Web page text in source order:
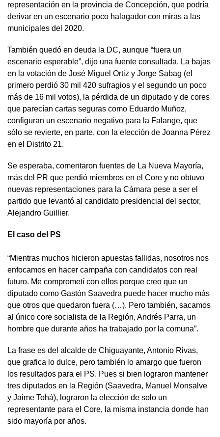
representación en la provincia de Concepción, que podría
derivar en un escenario poco halagador con miras a las
municipales del 2020.
También quedó en deuda la DC, aunque “fuera un
escenario esperable”, dijo una fuente consultada. La bajas
en la votación de José Miguel Ortiz y Jorge Sabag (el
primero perdió 30 mil 420 sufragios y el segundo un poco
más de 16 mil votos), la pérdida de un diputado y de cores
que parecían cartas seguras como Eduardo Muñoz,
configuran un escenario negativo para la Falange, que
sólo se revierte, en parte, con la elección de Joanna Pérez
en el Distrito 21.
Se esperaba, comentaron fuentes de La Nueva Mayoría,
más del PR que perdió miembros en el Core y no obtuvo
nuevas representaciones para la Cámara pese a ser el
partido que levantó al candidato presidencial del sector,
Alejandro Guillier.
El caso del PS
“Mientras muchos hicieron apuestas fallidas, nosotros nos
enfocamos en hacer campaña con candidatos con real
futuro. Me comprometí con ellos porque creo que un
diputado como Gastón Saavedra puede hacer mucho más
que otros que quedaron fuera (…). Pero también, sacamos
al único core socialista de la Región, Andrés Parra, un
hombre que durante años ha trabajado por la comuna”.
La frase es del alcalde de Chiguayante, Antonio Rivas,
que grafica lo dulce, pero también lo amargo que fueron
los resultados para el PS. Pues si bien lograron mantener
tres diputados en la Región (Saavedra, Manuel Monsalve
y Jaime Tohá), lograron la elección de solo un
representante para el Core, la misma instancia donde han
sido mayoría por años.